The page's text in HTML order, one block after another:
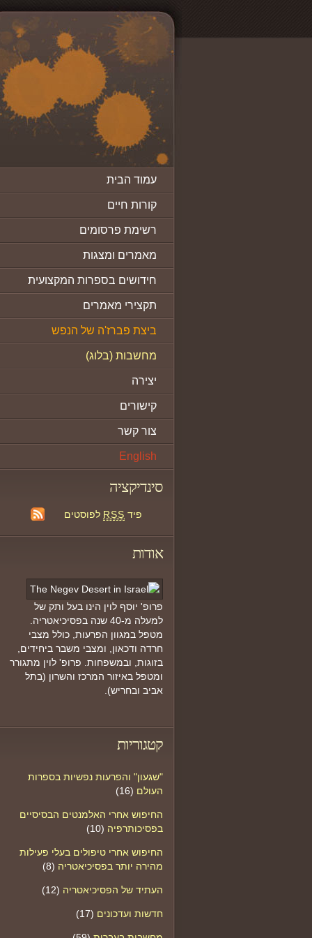
עמוד הבית
קורות חיים
רשימת פרסומים
מאמרים ומצגות
חידושים בספרות המקצועית
תקצירי מאמרים
ביצת פברז'ה של הנפש
מחשבות (בלוג)
יצירה
קישורים
צור קשר
English
סינדיקציה
פיד RSS לפוסטים
אודות
פרופ' יוסף לוין הינו בעל ותק של
למעלה מ-40 שנה בפסיכיאטריה.
מטפל במגוון הפרעות, כולל מצבי
חרדה ודכאון, ומצבי משבר ביחידים,
בזוגות, ובמשפחות. פרופ' לוין מתגורר
ומטפל באיזור המרכז והשרון (בתל
אביב ובחריש).
קטגוריות
"שגעון" והפרעות נפשיות בספרות
העולם (16)
החיפוש אחרי האלמנטים הבסיסיים
בפסיכותרפיה (10)
החיפוש אחרי טיפולים בעלי פעילות
מהירה יותר בפסיכיאטריה (8)
העתיד של הפסיכיאטריה (12)
חדשות ועדכונים (17)